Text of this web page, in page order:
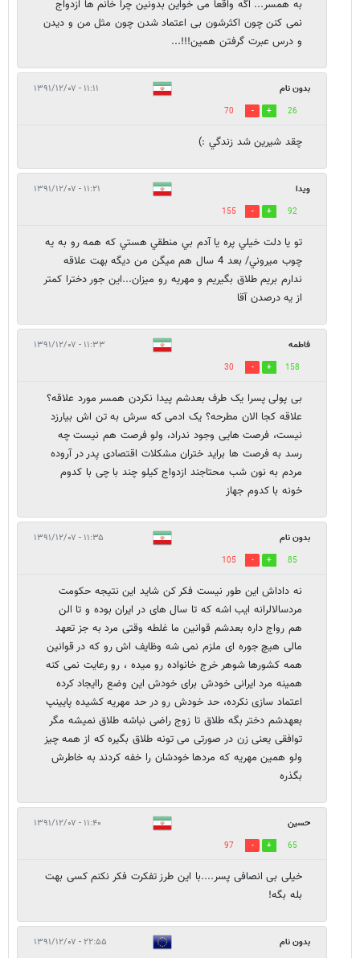
به همسر... اگه واقعا می خواین بدونین چرا خانم ها ازدواج
نمی کنن چون اکثرشون بی اعتماد شدن چون مثل من و دیدن
و درس عبرت گرفتن همین!!!...
بدون نام ۱۱:۱۱ - ۱۳۹۱/۱۲/۰۷
26
70
چقد شيرين شد زندگي :)
ويدا ۱۱:۲۱ - ۱۳۹۱/۱۲/۰۷
92
155
تو يا دلت خيلي پره يا آدم بي منطقي هستي كه همه رو به يه
چوب ميروني/ بعد 4 سال هم میگن من دیگه بهت علاقه
ندارم بریم طلاق بگیریم و مهریه رو میزان...اين جور دخترا كمتر
از يه درصدن آقا
فاطمه ۱۱:۳۳ - ۱۳۹۱/۱۲/۰۷
158
30
بی پولی پسرا یک طرف بعدشم پیدا نکردن همسر مورد علاقه؟
علاقه کجا الان مطرحه؟ یک ادمی که سرش به تن اش بیارزد
نیست، فرصت هایی وجود ندراد، ولو فرصت هم نیست چه
رسد به فرصت ها براید ختران مشکلات اقتصادی پدر در آروده
مردم به نون شب محتاجند ازدواج کیلو چند با چی با کدوم
خونه با کدوم جهاز
بدون نام ۱۱:۳۵ - ۱۳۹۱/۱۲/۰۷
85
105
نه داداش این طور نیست فکر کن شاید این نتیجه حکومت
مردسالالرانه ایب اشه که تا سال های در ایران بوده و تا الن
هم رواج داره بعدشم قوانین ما غلطه وقتی مرد به جز تعهد
مالی هیچ جوره ای ملزم نمی شه وظایف اش رو که در قوانین
همه کشورها شوهر خرج خانواده رو میده ، رو رعایت نمی کنه
همینه مرد ایرانی خودش برای خودش این وضع راایجاد کرده
اعتماد سازی نکرده، حد خودش رو در حد مهریه کشیده پایینپ
بعهدشم دختر بگه طلاق تا زوج راضی نباشه طلاق نمیشه مگر
توافقی یعنی زن در صورتی می تونه طلاق بگیره که از همه چیز
ولو همین مهریه که مردها خودشان را خفه کردند به خاطرش
بگذره
حسین ۱۱:۴۰ - ۱۳۹۱/۱۲/۰۷
65
97
خیلی بی انصافی پسر....با این طرز تفکرت فکر نکنم کسی بهت
بله بگه!
بدون نام ۲۲:۵۵ - ۱۳۹۱/۱۲/۰۷